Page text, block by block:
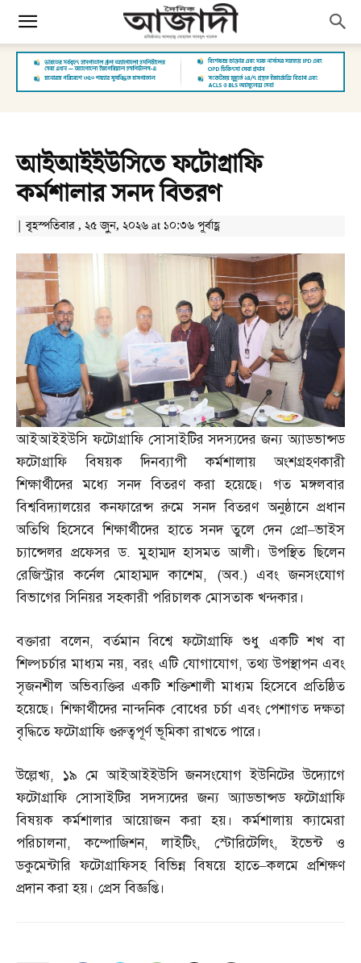
আইআইইউসিতে ফটোগ্রাফি
কর্মশালার সনদ বিতরণ
| বৃহস্পতিবার , ২৫ জুন, ২০২৬ at ১০:৩৬ পূর্বাহ্ণ
আইআইইউসি ফটোগ্রাফি সোসাইটির সদস্যদের জন্য অ্যাডভান্সড
ফটোগ্রাফি বিষয়ক দিনব্যাপী কর্মশালায় অংশগ্রহণকারী
শিক্ষার্থীদের মধ্যে সনদ বিতরণ করা হয়েছে। গত মঙ্গলবার
বিশ্ববিদ্যালয়ের কনফারেন্স রুমে সনদ বিতরণ অনুষ্ঠানে প্রধান
অতিথি হিসেবে শিক্ষার্থীদের হাতে সনদ তুলে দেন প্রো–ভাইস
চ্যান্সেলর প্রফেসর ড.মুহাম্মদ হাসমত আলী। উপস্থিত ছিলেন
রেজিস্ট্রার কর্নেল মোহাম্মদ কাশেম, (অব.)এবং জনসংযোগ
বিভাগের সিনিয়র সহকারী পরিচালক মোসতাক খন্দকার।
বক্তারা বলেন,বর্তমান বিশ্বে ফটোগ্রাফি শুধু একটি শখ বা
শিল্পচর্চার মাধ্যম নয়,বরং এটি যোগাযোগ,তথ্য উপস্থাপন এবং
সৃজনশীল অভিব্যক্তির একটি শক্তিশালী মাধ্যম হিসেবে প্রতিষ্ঠিত
হয়েছে। শিক্ষার্থীদের নান্দনিক বোধের চর্চা এবং পেশাগত দক্ষতা
বৃদ্ধিতে ফটোগ্রাফি গুরুত্বপূর্ণ ভূমিকা রাখতে পারে।
উল্লেখ্য,
১৯ মে আইআইইউসি জনসংযোগ ইউনিটের উদ্যোগে
ফটোগ্রাফি সোসাইটির সদস্যদের জন্য অ্যাডভান্সড ফটোগ্রাফি
বিষয়ক কর্মশালার আয়োজন করা হয়। কর্মশালায় ক্যামেরা
পরিচালনা,কম্পোজিশন,লাইটিং, স্টোরিটেলিং,ইভেন্ট ও
ডকুমেন্টারি ফটোগ্রাফিসহ বিভিন্ন বিষয়ে হাতে–কলমে প্রশিক্ষণ
প্রদান করা হয়। প্রেস বিজ্ঞপ্তি।